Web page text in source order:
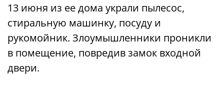
13 июня из ее дома украли пылесос,
стиральную машинку, посуду и
рукомойник. Злоумышленники проникли
в помещение, повредив замок входной
двери.